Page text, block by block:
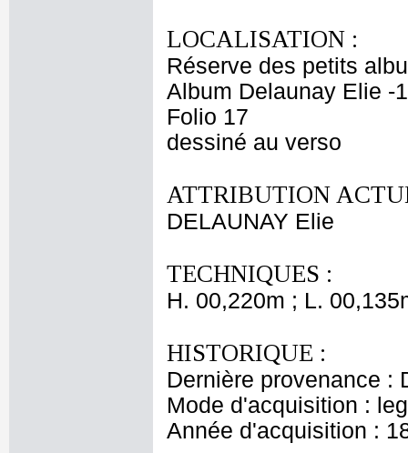
LOCALISATION :
Réserve des petits
Album Delaunay Elie -
Folio 17
dessiné au verso
ATTRIBUTION
DELAUNAY Elie
TECHNIQUES :
H. 00,220m ; L.
HISTORIQUE :
Dernière provenance :
Mode d'acquisition :
Année d'acquisition :